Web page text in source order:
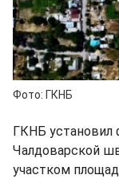
Фото: ГКНБ
ГКНБ установил
Чалдоварской
участком